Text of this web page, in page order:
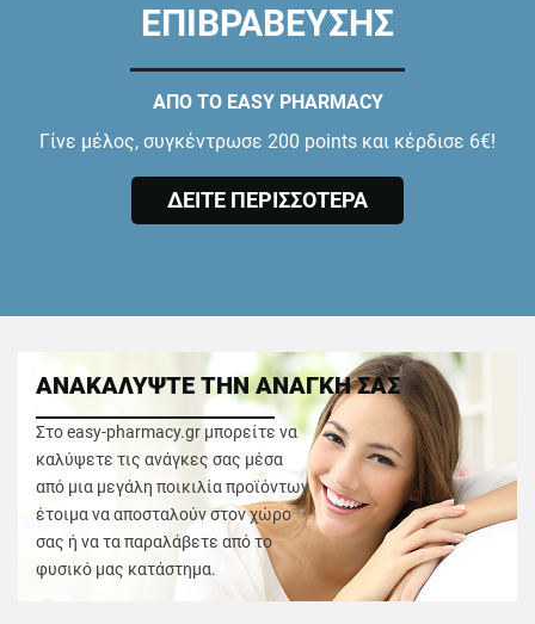
ΕΠΙΒΡΑΒΕΥΣΗΣ
ΑΠΟ ΤΟ EASY PHARMACY
Γίνε μέλος, συγκέντρωσε 200 points και κέρδισε 6€!
ΔΕΙΤΕ ΠΕΡΙΣΣΟΤΕΡΑ
ΑΝΑΚΑΛΥΨΤΕ ΤΗΝ ΑΝΑΓΚΗ ΣΑΣ
Στο easy-pharmacy.gr μπορείτε να
καλύψετε τις ανάγκες σας μέσα
από μια μεγάλη ποικιλία προϊόντων
έτοιμα να αποσταλούν στον χώρο
σας ή να τα παραλάβετε από το
φυσικό μας κατάστημα.